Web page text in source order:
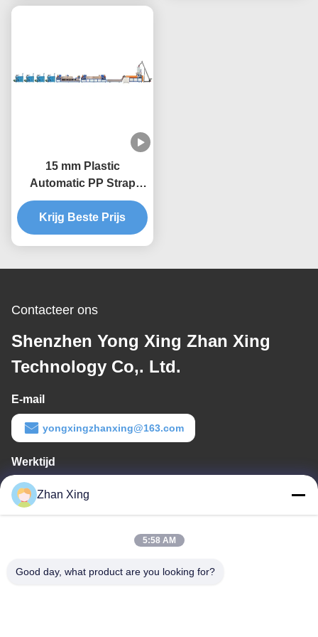
15 mm Plastic
Automatic PP Strap
Band Extrusion Line
Krijg Beste Prijs
Contacteer ons
Shenzhen Yong Xing Zhan Xing
Technology Co,. Ltd.
E-mail
yongxingzhanxing@163.com
Werktijd
8:00-20:00
Ons adres
de bijlage bij Verordening (EG) nr. 1225/2009 vermelde
Zhan Xing
5:58 AM
Good day, what product are you looking for?